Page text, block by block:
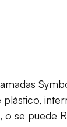
se puede